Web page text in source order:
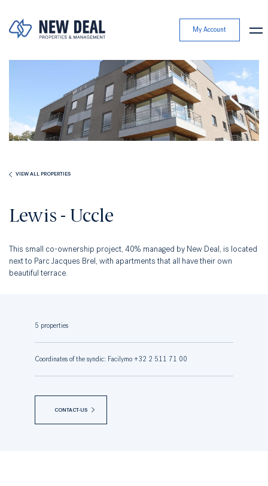
My Account
VIEW ALL PROPERTIES
Lewis - Uccle
This small co-ownership project, 40% managed by New Deal, is located
next to Parc Jacques Brel, with apartments that all have their own
beautiful terrace.
5 properties
Coordinates of the syndic: Facilymo +32 2 511 71 00
CONTACT-US